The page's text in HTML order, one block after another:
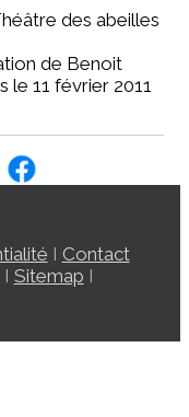
des abeilles
de Benoit
le 11 février 2011
I Contact
I Sitemap I